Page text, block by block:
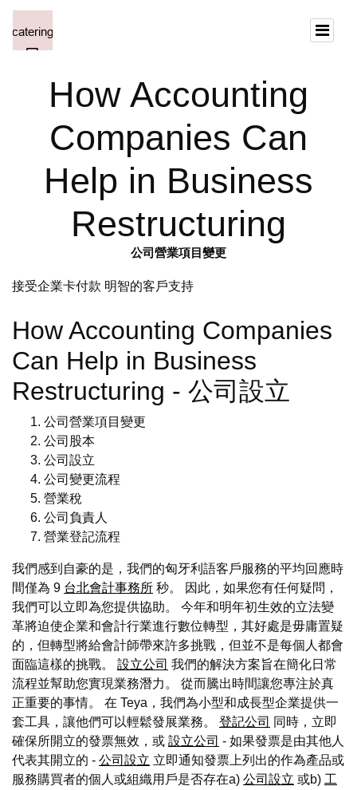
How Accounting
Companies Can
Help in Business
Restructuring
公司營業項目變更
接受企業卡付款 明智的客戶支持
How Accounting Companies
Can Help in Business
Restructuring - 公司設立
公司營業項目變更
公司股本
公司設立
公司變更流程
營業稅
公司負責人
營業登記流程
我們感到自豪的是，我們的匈牙利語客戶服務的平均回應時
間僅為 9 台北會計事務所 秒。 因此，如果您有任何疑問，
我們可以立即為您提供協助。 今年和明年初生效的立法變
革將迫使企業和會計行業進行數位轉型，其好處是毋庸置疑
的，但轉型將給會計師帶來許多挑戰，但並不是每個人都會
面臨這樣的挑戰。 設立公司 我們的解決方案旨在簡化日常
流程並幫助您實現業務潛力。 從而騰出時間讓您專注於真
正重要的事情。 在 Teya，我們為小型和成長型企業提供一
套工具，讓他們可以輕鬆發展業務。 登記公司 同時，立即
確保所開立的發票無效，或 設立公司 - 如果發票是由其他人
代表其開立的 - 公司設立 立即通知發票上列出的作為產品或
服務購買者的個人或組織用戶是否存在a) 公司設立 或b) 工